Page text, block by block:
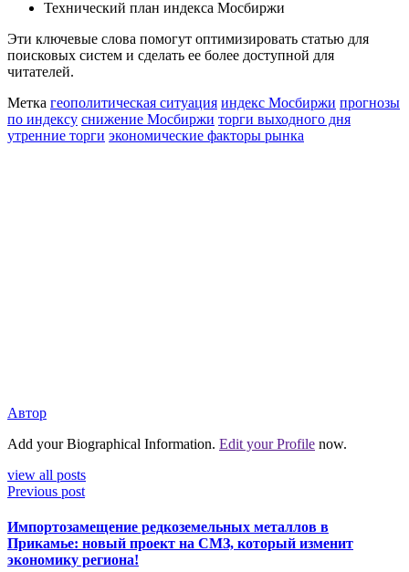
Технический план индекса Мосбиржи
Эти ключевые слова помогут оптимизировать статью для
поисковых систем и сделать ее более доступной для
читателей.
Метка геополитическая ситуация индекс Мосбиржи прогнозы
по индексу снижение Мосбиржи торги выходного дня
утренние торги экономические факторы рынка
Автор
Add your Biographical Information. Edit your Profile now.
view all posts
Previous post
Импортозамещение редкоземельных металлов в
Прикамье: новый проект на СМЗ, который изменит
экономику региона!